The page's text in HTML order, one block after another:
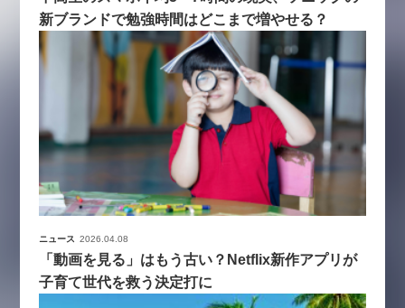
新ブランドで勉強時間はどこまで増やせる？
ニュース 2026.04.08
「動画を見る」はもう古い？Netflix新作アプリが
子育て世代を救う決定打に